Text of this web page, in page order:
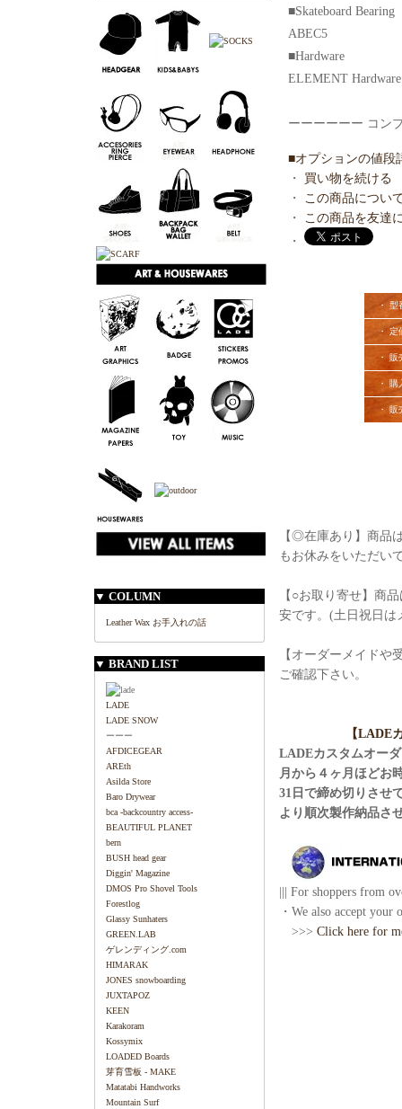
▼ COLUMN
Leather Wax お手入れの話
▼ BRAND LIST
LADE
LADE SNOW
ーーー
AFDICEGEAR
AREth
Asilda Store
Baro Drywear
bca -backcountry access-
BEAUTIFUL PLANET
bern
BUSH head gear
Diggin' Magazine
DMOS Pro Shovel Tools
Forestlog
Glassy Sunhaters
GREEN.LAB
ゲレンディング.com
HIMARAK
JONES snowboarding
JUXTAPOZ
KEEN
Karakoram
Kossymix
LOADED Boards
芽育雪板 - MAKE
Matatabi Handworks
Mountain Surf
■Skateboard Bearing
ABEC5
■Hardware
ELEMENT Hardware
ーーーーーー コン
■オプションの値段
・ 買い物を続ける
・
この商品につい
・
この商品を友達
・
・ 型
・ 定
・ 販
・ 購
・ 販
【◎在庫あり】商品
もお休みをいただい
【○お取り寄せ】商
安です。(土日祝日は
【オーダーメイド
ご確認下さい。
【LADE
LADEカスタムオー
月から４ヶ月ほどお
31日で締め切りさせ
より順次製作納品さ
||| For shoppers from
・We also accept your
>>> Click here for